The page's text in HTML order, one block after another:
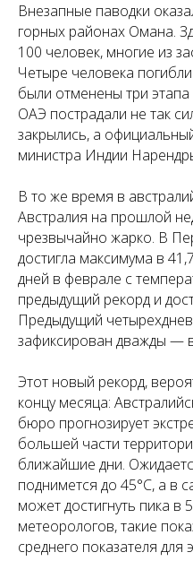
Внезапные паводки
горных районах Омана.
100 человек, многие из
Четыре человека
были отменены три
ОАЭ пострадали не так
закрылись, а
министра Индии
В то же время в
Австралия на прошлой
чрезвычайно жарко. В
достигла максимума в
дней в феврале с
предыдущий рекорд и
Предыдущий
зафиксирован дважды —
Этот новый рекорд,
концу месяца:
бюро прогнозирует
большей части
ближайшие дни.
поднимется до 45°C, а в
может достигнуть пика в
метеорологов, такие
среднего показателя для